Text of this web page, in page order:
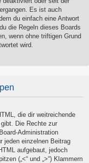
Es ist auch
du einfach eine Antwort
die Regeln dieses Boards
wenn ohne triftigen Grund
wird.
die dir weitreichende
Die Rechte zur
Administration
jeden einzelnen Beitrag
aufgebaut, jedoch
(„<“ und „>“) Klammern